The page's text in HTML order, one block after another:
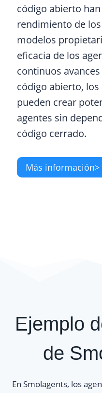
código abierto
rendimiento de
modelos
eficacia de los
continuos
código abierto,
pueden crear
agentes sin
código cerrado.
Más información>
Ejemplo
de
En Smolagents, los